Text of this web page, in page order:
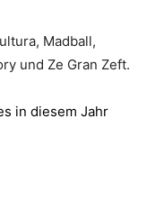
Madball,
und Ze Gran Zeft.
in diesem Jahr